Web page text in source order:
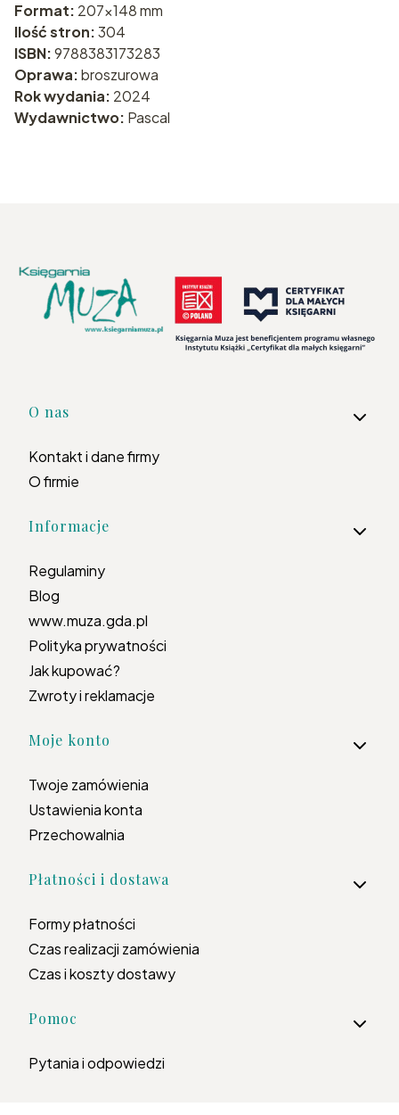
Format: 207x148 mm
Ilość stron:304
ISBN:9788383173283
Oprawa:broszurowa
Rok wydania: 2024
Wydawnictwo: Pascal
Linki w stopce
O nas
Kontakt i dane firmy
O firmie
Informacje
Regulaminy
Blog
www.muza.gda.pl
Polityka prywatności
Jak kupować?
Zwroty i reklamacje
Moje konto
Twoje zamówienia
Ustawienia konta
Przechowalnia
Płatności i dostawa
Formy płatności
Czas realizacji zamówienia
Czas i koszty dostawy
Pomoc
Pytania i odpowiedzi